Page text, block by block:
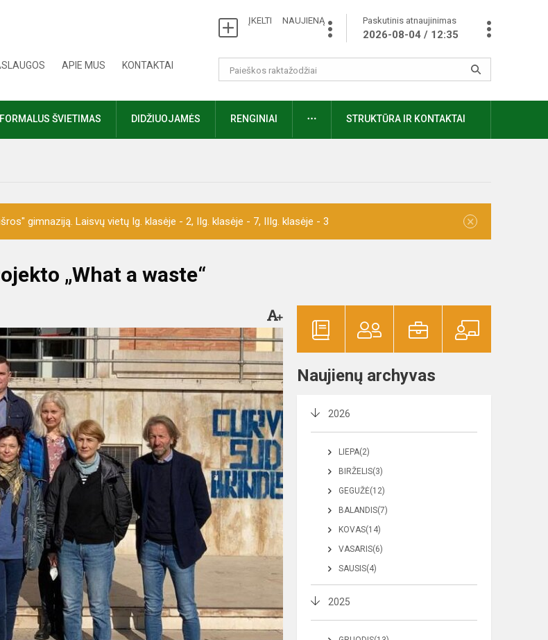
APIE MUS KONTAKTAI
ĮKELTI NAUJIENĄ Paskutinis atnaujinimas
2026-08-04 / 12:35
ŠVIETIMAS DIDŽIUOJAMĖS RENGINIAI STRUKTŪRA IR KONTAKTAI
gimnaziją. Laisvų vietų Ig. klasėje - 2, IIg. klasėje - 7, IIIg. klasėje - 3 ×
„What a waste“
Naujienų archyvas
2026
LIEPA(2)
BIRŽELIS(3)
GEGUŽĖ(12)
BALANDIS(7)
KOVAS(14)
VASARIS(6)
SAUSIS(4)
2025